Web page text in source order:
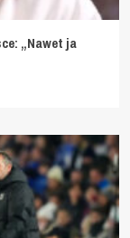
„Nawet ja